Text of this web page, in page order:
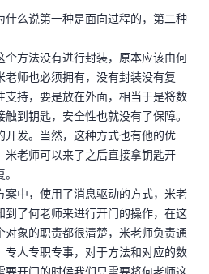
什么说第一种是面向过程的，第二种
个方法没有进行封装，原本应该由何
师也必须拥有，没有封装没有复
支持，要是放在外面，相当于是将数
到钥匙，安全性也就没有了保障。
开发。当然，这种方式也有他的优
米老师可以来了之后直接拿钥匙开
案中，使用了消息驱动的方式，米老
到了何老师来进行开门的操作，在这
象的职责都很清楚，米老师负责通
专人专职专事，对于方法和对应的数
要开门的时候我们只需要将何老师这